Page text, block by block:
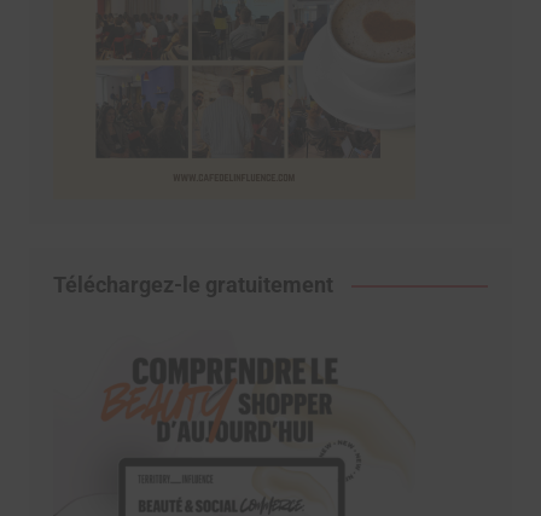
Téléchargez-le gratuitement